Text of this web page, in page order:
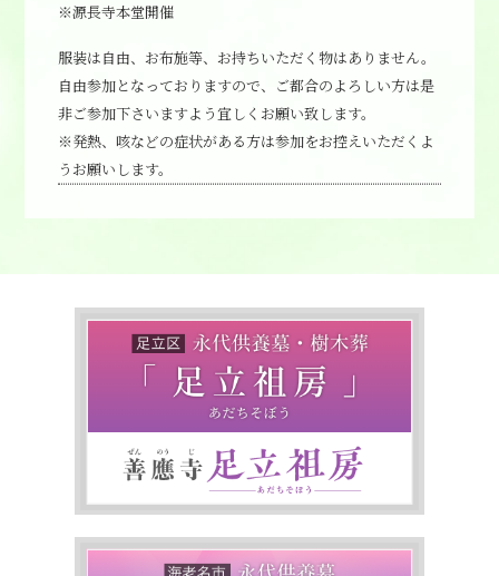
※源長寺本堂開催
服装は自由、お布施等、お持ちいただく物はありません。
自由参加となっておりますので、ご都合のよろしい方は是
非ご参加下さいますよう宜しくお願い致します。
※発熱、咳などの症状がある方は参加をお控えいただくよ
うお願いします。